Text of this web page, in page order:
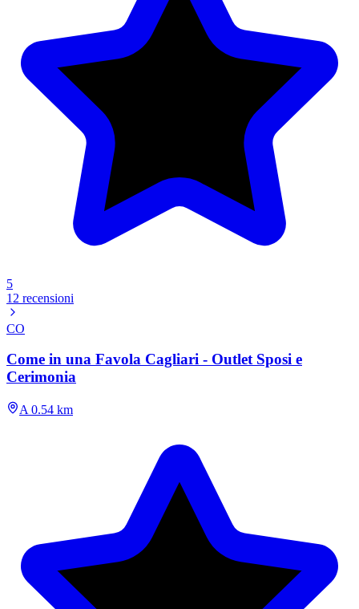
5
12 recensioni
CO
Come in una Favola Cagliari - Outlet Sposi e
Cerimonia
A 0.54 km